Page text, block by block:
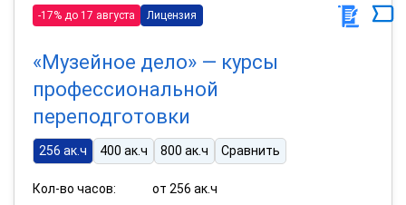
-17% до 17 августа Лицензия
«Музейное дело» — курсы
профессиональной
переподготовки
256 ак.ч 400 ак.ч 800 ак.ч Сравнить
Кол-во часов:
от 256 ак.ч